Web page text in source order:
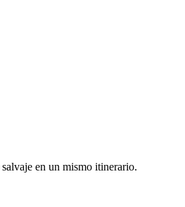
en un mismo itinerario.